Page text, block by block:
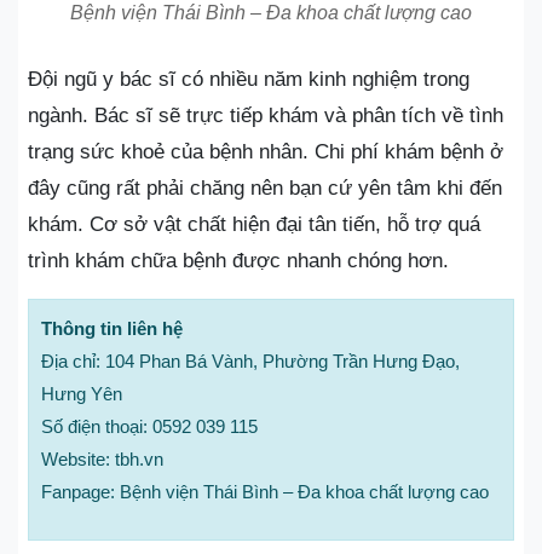
Bệnh viện Thái Bình – Đa khoa chất lượng cao
Đội ngũ y bác sĩ có nhiều năm kinh nghiệm trong
ngành. Bác sĩ sẽ trực tiếp khám và phân tích về tình
trạng sức khoẻ của bệnh nhân. Chi phí khám bệnh ở
đây cũng rất phải chăng nên bạn cứ yên tâm khi đến
khám. Cơ sở vật chất hiện đại tân tiến, hỗ trợ quá
trình khám chữa bệnh được nhanh chóng hơn.
Thông tin liên hệ
Địa chỉ: 104 Phan Bá Vành, Phường Trần Hưng Đạo,
Hưng Yên
Số điện thoại: 0592 039 115
Website: tbh.vn
Fanpage: Bệnh viện Thái Bình – Đa khoa chất lượng cao